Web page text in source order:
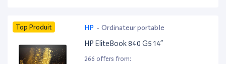
Top Produit HP - Ordinateur portable
HP EliteBook 840 G5 14”
266 offers from: